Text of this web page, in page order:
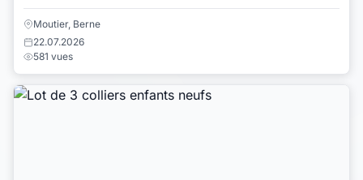
Moutier, Berne
22.07.2026
581 vues